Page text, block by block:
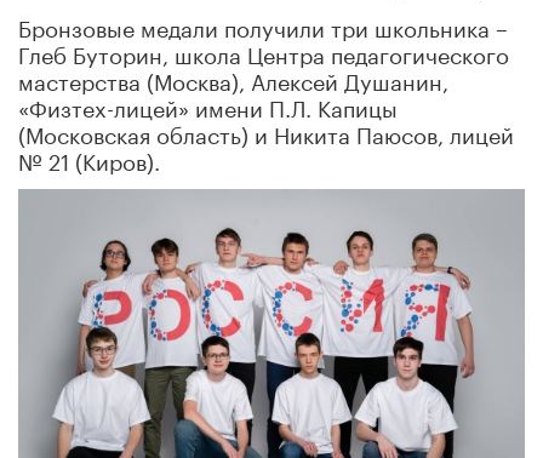
Бронзовые медали получили три школьника –
Глеб Буторин, школа Центра педагогического
мастерства (Москва), Алексей Душанин,
«Физтех-лицей» имени П.Л. Капицы
(Московская область) и Никита Паюсов, лицей
№ 21 (Киров).